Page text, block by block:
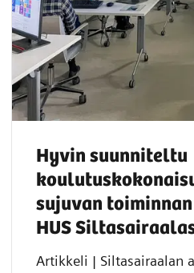
Hyvin suunniteltu
sujuvan
HUS
Artikkeli | Siltasairaalan